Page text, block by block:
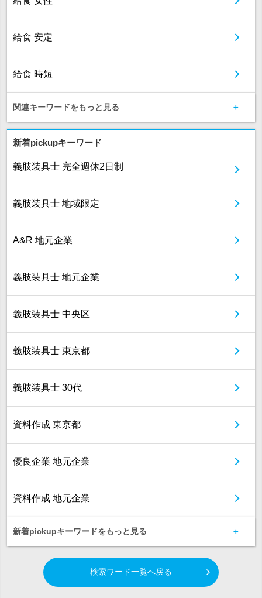
給食 安定
給食 時短
関連キーワードをもっと見る
新着pickupキーワード
義肢装具士 完全週休2日制
義肢装具士 地域限定
A&R 地元企業
義肢装具士 地元企業
義肢装具士 中央区
義肢装具士 東京都
義肢装具士 30代
資料作成 東京都
優良企業 地元企業
資料作成 地元企業
新着pickupキーワードをもっと見る
検索ワード一覧へ戻る